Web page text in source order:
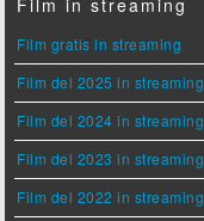
Film in streaming
Film gratis in streaming
Film del 2025 in streaming
Film del 2024 in streaming
Film del 2023 in streaming
Film del 2022 in streaming